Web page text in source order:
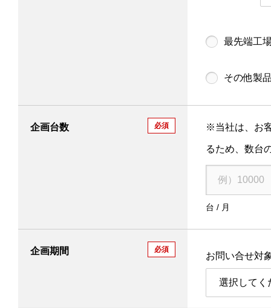
最先端工
その他製
企画台数 必須 ※当社は、お
るため、数台
台 / 月
企画期間 必須
お問い合せ対
選択してく